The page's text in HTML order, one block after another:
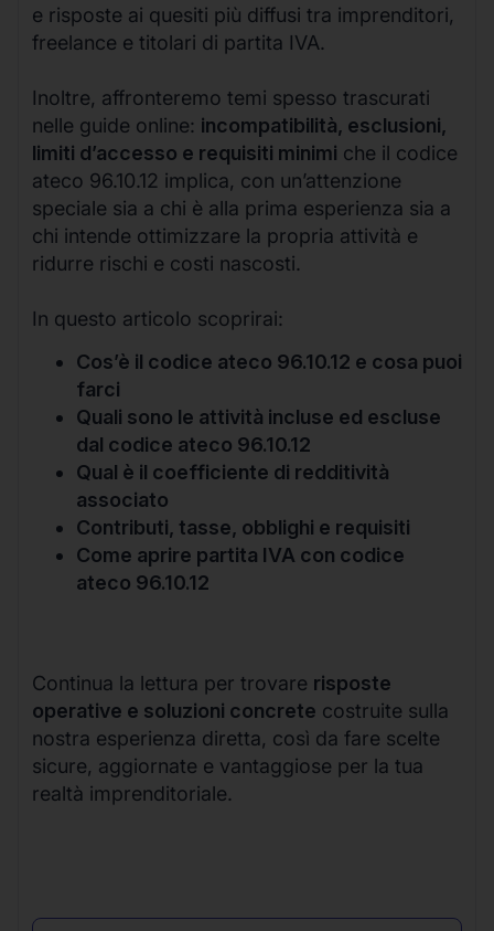
e risposte ai quesiti più diffusi tra imprenditori,
freelance e titolari di partita IVA.
Inoltre, affronteremo temi spesso trascurati
nelle guide online: incompatibilità, esclusioni,
limiti d’accesso e requisiti minimi che il codice
ateco 96.10.12 implica, con un’attenzione
speciale sia a chi è alla prima esperienza sia a
chi intende ottimizzare la propria attività e
ridurre rischi e costi nascosti.
In questo articolo scoprirai:
Cos’è il codice ateco 96.10.12 e cosa puoi
farci
Quali sono le attività incluse ed escluse
dal codice ateco 96.10.12
Qual è il coefficiente di redditività
associato
Contributi, tasse, obblighi e requisiti
Come aprire partita IVA con codice
ateco 96.10.12
Continua la lettura per trovare risposte
operative e soluzioni concrete costruite sulla
nostra esperienza diretta, così da fare scelte
sicure, aggiornate e vantaggiose per la tua
realtà imprenditoriale.